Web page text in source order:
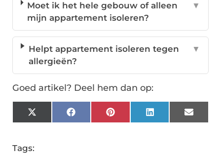
Moet ik het hele gebouw of alleen
mijn appartement isoleren?
▼
Helpt appartement isoleren tegen
allergieën?
▼
Goed artikel? Deel hem dan op:
X
(Twitter)
FacebookPinterestLinkedInEmail
Tags: